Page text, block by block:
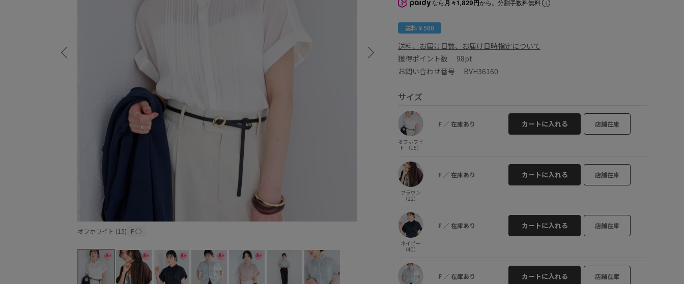
オフホワイト (15) F○ ブラウン (22) F
なら 月々1,829円から。分割手数料無料
送料￥500
送料、お届け日数、お届け日時指定について
獲得ポイント数 98pt
お問い合わせ番号 BVH36160
サイズ
オフホワイ
ト （15）
F ／ 在庫あり カートに入れる 店舗在庫
ブラウン
（22）
F ／ 在庫あり カートに入れる 店舗在庫
ネイビー
（40）
F ／ 在庫あり カートに入れる 店舗在庫
F ／ 在庫あり カートに入れる 店舗在庫